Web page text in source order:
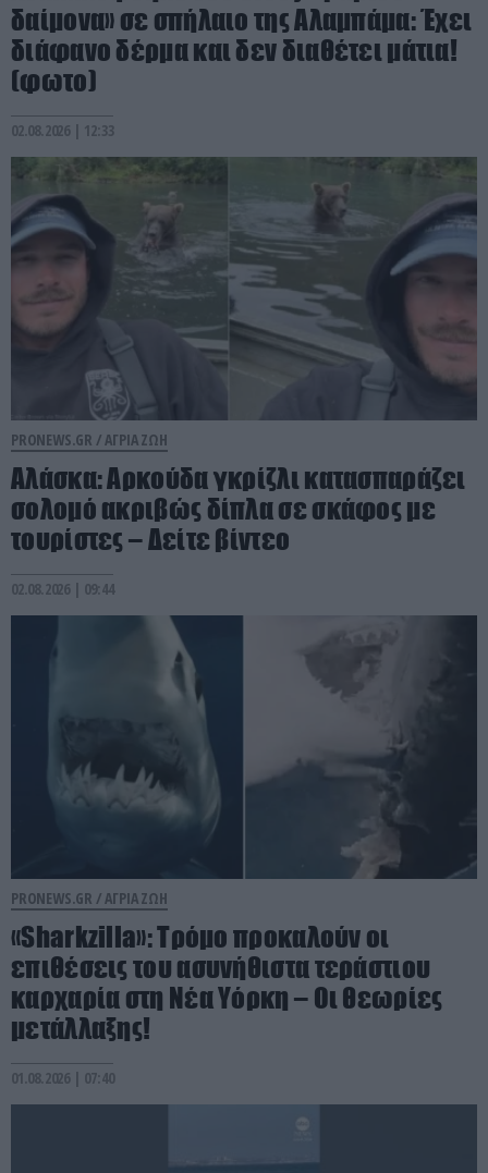
δαίμονα» σε σπήλαιο της Αλαμπάμα: Έχει
διάφανο δέρμα και δεν διαθέτει μάτια!
(φωτο)
02.08.2026 | 12:33
PRONEWS.GR /ΑΓΡΙΑ ΖΩΗ
Αλάσκα: Αρκούδα γκρίζλι κατασπαράζει
σολομό ακριβώς δίπλα σε σκάφος με
τουρίστες – Δείτε βίντεο
02.08.2026 | 09:44
PRONEWS.GR /ΑΓΡΙΑ ΖΩΗ
«Sharkzilla»: Tρόμο προκαλούν οι
επιθέσεις του ασυνήθιστα τεράστιου
καρχαρία στη Νέα Υόρκη – Οι θεωρίες
μετάλλαξης!
01.08.2026 | 07:40